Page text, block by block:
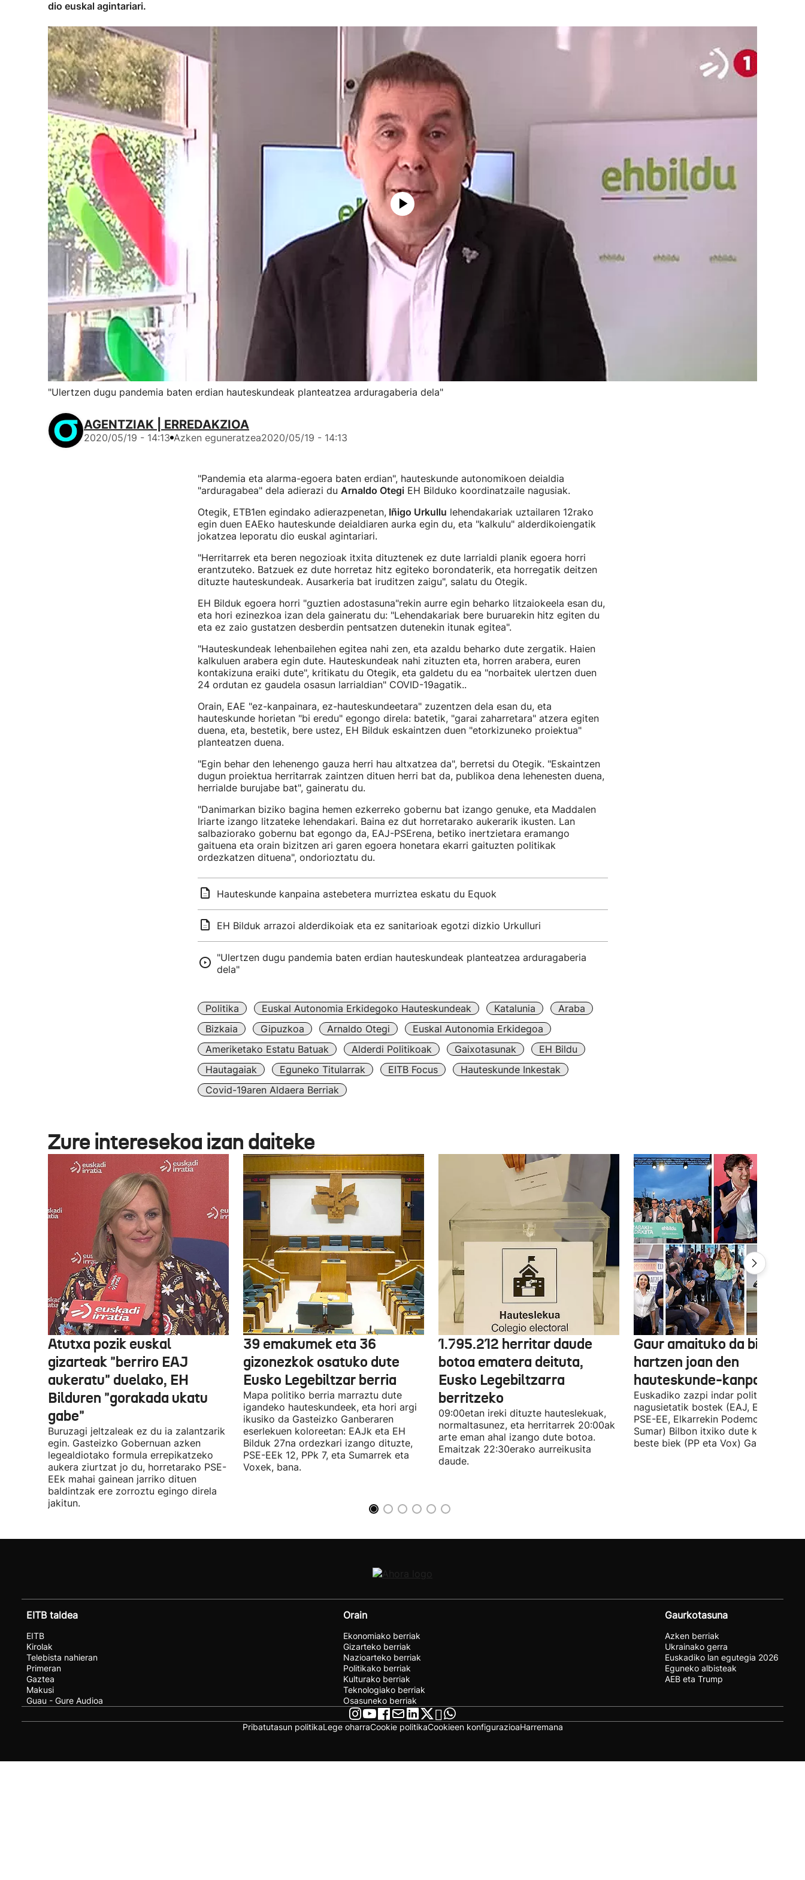
dio euskal agintariari.
"Ulertzen dugu pandemia baten erdian hauteskundeak planteatzea arduragaberia dela"
AGENTZIAK | ERREDAKZIOA
2020/05/19 - 14:13 Azken eguneratzea2020/05/19 - 14:13
"Pandemia eta alarma-egoera baten erdian", hauteskunde autonomikoen deialdia
"arduragabea" dela adierazi du Arnaldo OtegiEH Bilduko koordinatzaile nagusiak.
Otegik, ETB1en egindako adierazpenetan,Iñigo Urkullu lehendakariak uztailaren 12rako
egin duen EAEko hauteskunde deialdiaren aurka egin du, eta "kalkulu" alderdikoiengatik
jokatzea leporatu dio euskal agintariari.
"Herritarrek eta beren negozioak itxita dituztenek ez dute larrialdi planik egoera horri
erantzuteko. Batzuek ez dute horretaz hitz egiteko borondaterik, eta horregatik deitzen
dituzte hauteskundeak. Ausarkeria bat iruditzen zaigu", salatu du Otegik.
EH Bilduk egoera horri "guztien adostasuna"rekin aurre egin beharko litzaiokeela esan du,
eta hori ezinezkoa izan dela gaineratu du: "Lehendakariak bere buruarekin hitz egiten du
eta ez zaio gustatzen desberdin pentsatzen dutenekin itunak egitea".
"Hauteskundeak lehenbailehen egitea nahi zen, eta azaldu beharko dute zergatik. Haien
kalkuluen arabera egin dute. Hauteskundeak nahi zituzten eta, horren arabera, euren
kontakizuna eraiki dute", kritikatu du Otegik, eta galdetu du ea "norbaitek ulertzen duen
24 ordutan ez gaudela osasun larrialdian" COVID-19agatik..
Orain, EAE "ez-kanpainara, ez-hauteskundeetara" zuzentzen dela esan du, eta
hauteskunde horietan "bi eredu" egongo direla: batetik, "garai zaharretara" atzera egiten
duena, eta, bestetik, bere ustez, EH Bilduk eskaintzen duen "etorkizuneko proiektua"
planteatzen duena.
"Egin behar den lehenengo gauza herri hau altxatzea da", berretsi du Otegik. "Eskaintzen
dugun proiektua herritarrak zaintzen dituen herri bat da, publikoa dena lehenesten duena,
herrialde burujabe bat", gaineratu du.
"Danimarkan biziko bagina hemen ezkerreko gobernu bat izango genuke, eta Maddalen
Iriarte izango litzateke lehendakari. Baina ez dut horretarako aukerarik ikusten. Lan
salbaziorako gobernu bat egongo da, EAJ-PSErena, betiko inertzietara eramango
gaituena eta orain bizitzen ari garen egoera honetara ekarri gaituzten politikak
ordezkatzen dituena", ondorioztatu du.
Hauteskunde kanpaina astebetera murriztea eskatu du Equok
EH Bilduk arrazoi alderdikoiak eta ez sanitarioak egotzi dizkio Urkulluri
"Ulertzen dugu pandemia baten erdian hauteskundeak planteatzea arduragaberia
dela"
Politika Euskal Autonomia Erkidegoko Hauteskundeak Katalunia
Araba
Bizkaia
Gipuzkoa Arnaldo Otegi
Euskal Autonomia Erkidegoa
Ameriketako Estatu Batuak
Alderdi Politikoak Gaixotasunak
EH Bildu
Hautagaiak
Eguneko Titularrak EITB Focus
Hauteskunde Inkestak
Covid-19aren Aldaera Berriak
Zure interesekoa izan daiteke
Atutxa pozik euskal
gizarteak "berriro EAJ
aukeratu" duelako, EH
Bilduren "gorakada ukatu
gabe"
Buruzagi jeltzaleak ez du ia zalantzarik
egin. Gasteizko Gobernuan azken
legealdiotako formula errepikatzeko
aukera ziurtzat jo du, horretarako PSE-
EEk mahai gainean jarriko dituen
baldintzak ere zorroztu egingo direla
jakitun.
39 emakumek eta 36
gizonezkok osatuko dute
Eusko Legebiltzar berria
Mapa politiko berria marraztu dute
igandeko hauteskundeek, eta hori argi
ikusiko da Gasteizko Ganberaren
eserlekuen koloreetan: EAJk eta EH
Bilduk 27na ordezkari izango dituzte,
PSE-EEk 12, PPk 7, eta Sumarrek eta
Voxek, bana.
1.795.212 herritar daude
botoa ematera deituta,
Eusko Legebiltzarra
berritzeko
09:00etan ireki dituzte hauteslekuak,
normaltasunez, eta herritarrek 20:00ak
arte eman ahal izango dute botoa.
Emaitzak 22:30erako aurreikusita
daude.
Gaur amaituko da
hartzen joan den
hauteskunde-kanpaina
Euskadiko zazpi indar politiko
nagusietatik bostek (EAJ, EH Bildu,
PSE-EE, Elkarrekin Podemos eta
Sumar) Bilbon itxiko dute kanpaina,
beste biek (PP eta Vox) Gasteizen.
EITB taldea
EITB
Kirolak
Telebista nahieran
Primeran
Gaztea
Makusi
Guau - Gure Audioa
Orain
Ekonomiako berriak
Gizarteko berriak
Nazioarteko berriak
Politikako berriak
Kulturako berriak
Teknologiako berriak
Osasuneko berriak
Gaurkotasuna
Azken berriak
Ukrainako gerra
Euskadiko lan egutegia 2026
Eguneko albisteak
AEB eta Trump
Pribatutasun politikaLege oharraCookie politikaCookieen konfigurazioaHarremana